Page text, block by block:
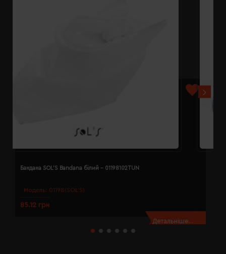
Модель: 01198(SOL’S)
Бандана SOL'S Bandana білий - 01198102TUN
85.12 грн
Детальніше...